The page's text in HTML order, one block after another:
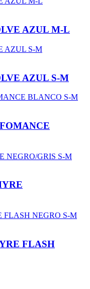
AZUL M-L
AZUL S-M
FLASH